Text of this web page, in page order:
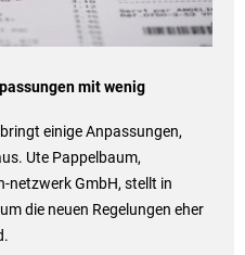
mit wenig
einige Anpassungen,
Ute Pappelbaum,
netzwerk GmbH, stellt in
die neuen Regelungen eher